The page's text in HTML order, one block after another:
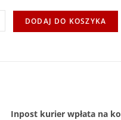
DODAJ DO KOSZYKA
Inpost kurier wpłata na